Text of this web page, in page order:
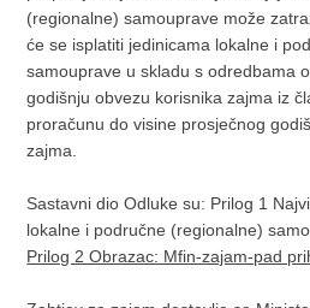
(regionalne) samouprave može
će se isplatiti jedinicama lokalne i
samouprave u skladu s odredbama
godišnju obvezu korisnika zajma iz
proračunu do visine prosječnog
zajma.
Sastavni dio Odluke su: Prilog 1
lokalne i područne (regionalne)
Prilog 2 Obrazac: Mfin-zajam-pad